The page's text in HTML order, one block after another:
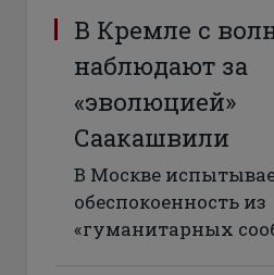
В Кремле с
наблюдают за
«эволюцией»
Саакашвили
В Москве
обеспокоенность из
«гуманитарных